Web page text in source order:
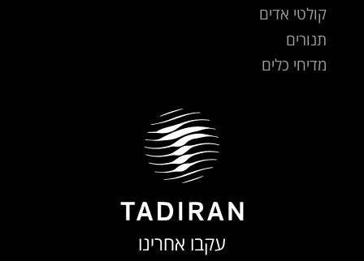
קולטי אדים
תנורים
מדיחי כלים
עקבו אחרינו